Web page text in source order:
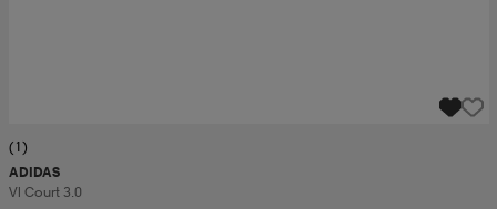
(1)
ADIDAS
Vl Court 3.0